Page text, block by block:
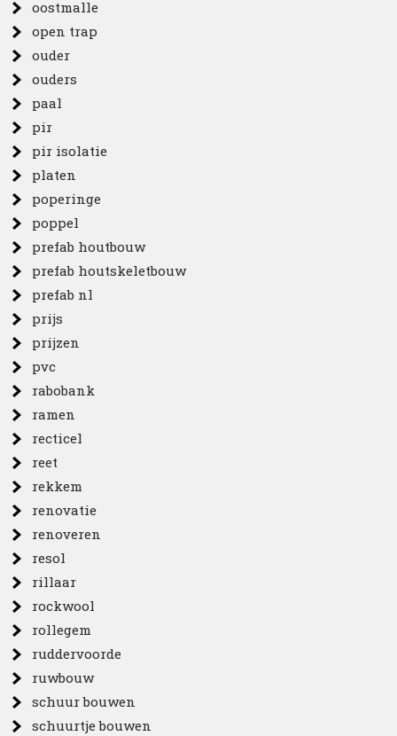
oostmalle
open trap
ouder
ouders
paal
pir
pir isolatie
platen
poperinge
poppel
prefab houtbouw
prefab houtskeletbouw
prefab nl
prijs
prijzen
pvc
rabobank
ramen
recticel
reet
rekkem
renovatie
renoveren
resol
rillaar
rockwool
rollegem
ruddervoorde
ruwbouw
schuur bouwen
schuurtje bouwen